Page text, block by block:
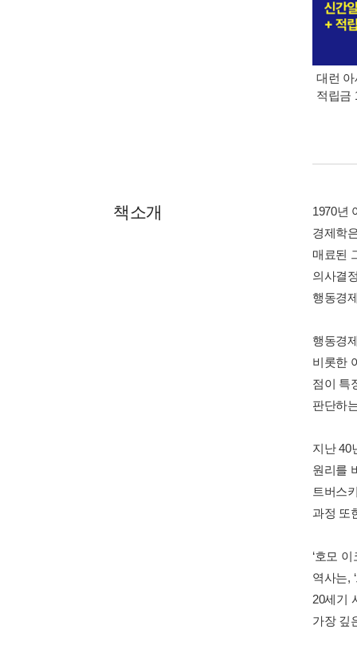
대런
적립금
책소개
1970년
경제학
매료된
의사결
행동경
행동경
비롯한
점이 특
판단하
지난 40
원리를
트버스
과정 또
‘호모
역사는,
20세기
가장 깊